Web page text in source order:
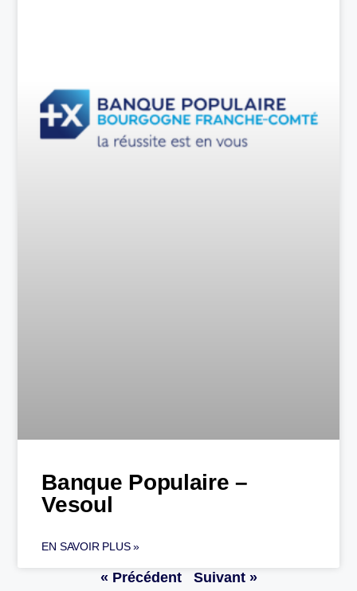
Banque Populaire –
Vesoul
EN SAVOIR PLUS »
« Précédent
Suivant »